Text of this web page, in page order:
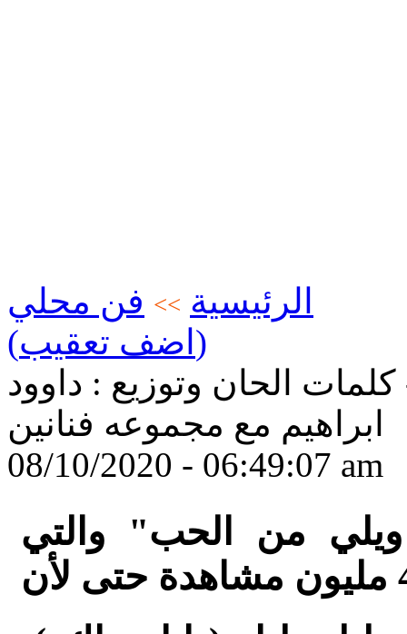
الرئيسية >> فن محلي
(اضف تعقيب)
الحان وتوزيع : داوود
ابراهيم مع مجموعه فنانين
08/10/2020 - 06:49:07 am
ويلي من الحب" والتي